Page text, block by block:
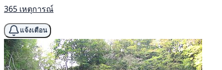
365 เหตุการณ์
แจ้งเตือน